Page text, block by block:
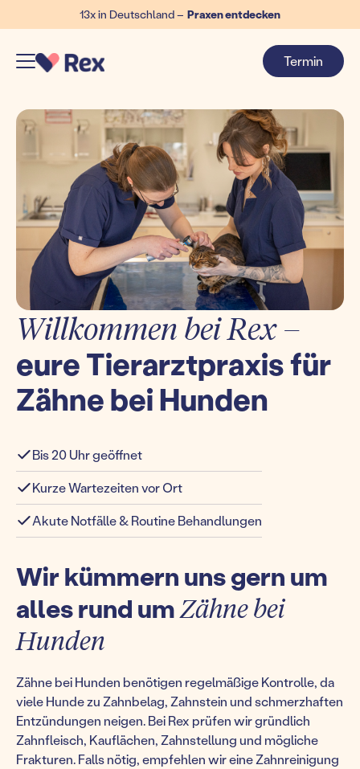
13x in Deutschland – Praxen entdecken
Termin
Willkommen bei Rex –
eure Tierarztpraxis für
Zähne bei Hunden
Bis 20 Uhr geöffnet
Kurze Wartezeiten vor Ort
Akute Notfälle & Routine Behandlungen
Wir kümmern uns gern um
alles rund umZähne bei
Hunden
Zähne bei Hunden benötigen regelmäßige Kontrolle, da
viele Hunde zu Zahnbelag, Zahnstein und schmerzhaften
Entzündungen neigen. Bei Rex prüfen wir gründlich
Zahnfleisch, Kauflächen, Zahnstellung und mögliche
Frakturen. Falls nötig, empfehlen wir eine Zahnreinigung